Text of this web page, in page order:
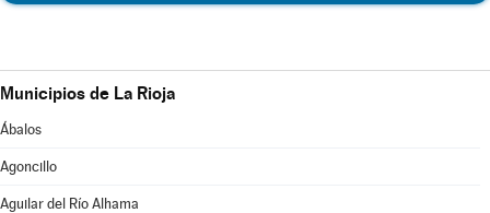
Municipios de La Rioja
Ábalos
Agoncillo
Aguilar del Río Alhama